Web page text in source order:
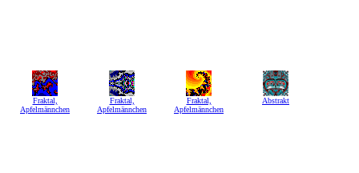
Fraktal,
Apfelmännchen
Fraktal,
Apfelmännchen
Fraktal,
Apfelmännchen
Abstrakt